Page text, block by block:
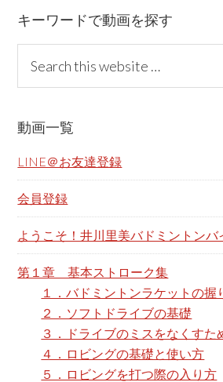
キーワードで動画を探す
c
h
t
h
i
s
w
e
動画一覧
LINE＠お友達登録
会員登録
ようこそ！井川里美バドミントンバ
第１章 基本ストローク集
１．バドミントンラケットの握
２．ソフトドライブの基礎
３．ドライブのミスをなくすた
４．ロビングの基礎と使い方
５．ロビングを打つ際の入り方